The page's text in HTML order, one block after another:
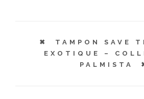
TAMPON SAVE
EXOTIQUE –
PALMISTA